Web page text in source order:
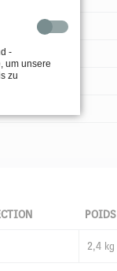
POIDS
2,4 kg
-
um unsere
zu